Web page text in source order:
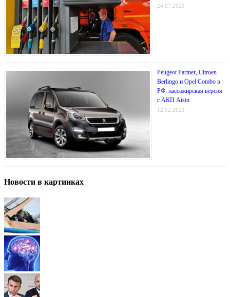
24.07.2025
Peugeot Partner, Citroen
Berlingo и Opel Combo в
РФ: пассажирская версия
с АКП Aisin
12.02.2021
Новости в картинках